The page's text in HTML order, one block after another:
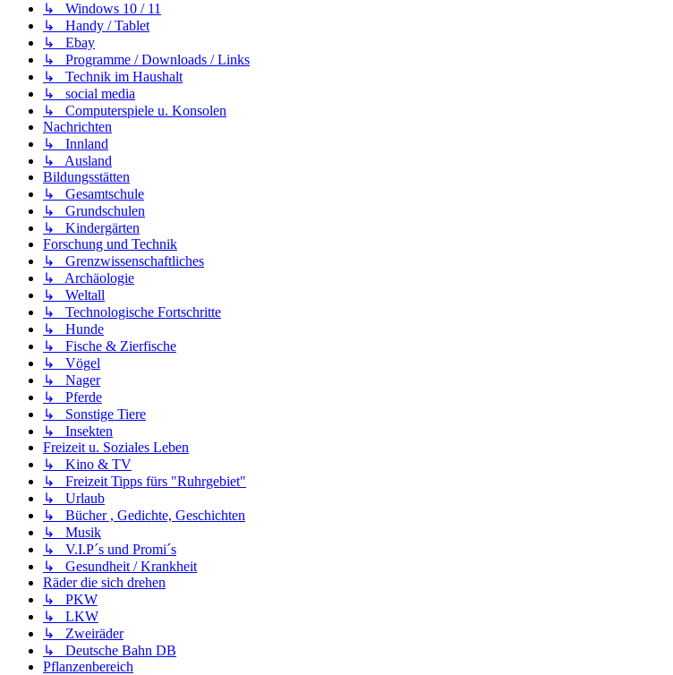
↳ Windows 10 / 11
↳ Handy / Tablet
↳ Ebay
↳ Programme / Downloads / Links
↳ Technik im Haushalt
↳ social media
↳ Computerspiele u. Konsolen
Nachrichten
↳ Innland
↳ Ausland
Bildungsstätten
↳ Gesamtschule
↳ Grundschulen
↳ Kindergärten
Forschung und Technik
↳ Grenzwissenschaftliches
↳ Archäologie
↳ Weltall
↳ Technologische Fortschritte
↳ Hunde
↳ Fische & Zierfische
↳ Vögel
↳ Nager
↳ Pferde
↳ Sonstige Tiere
↳ Insekten
Freizeit u. Soziales Leben
↳ Kino & TV
↳ Freizeit Tipps fürs "Ruhrgebiet"
↳ Urlaub
↳ Bücher , Gedichte, Geschichten
↳ Musik
↳ V.I.P´s und Promi´s
↳ Gesundheit / Krankheit
Räder die sich drehen
↳ PKW
↳ LKW
↳ Zweiräder
↳ Deutsche Bahn DB
Pflanzenbereich